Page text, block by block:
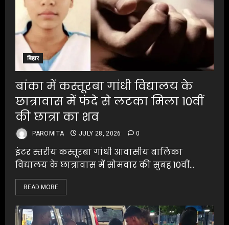
बिहार
बांका में कस्तूरबा गांधी विद्यालय के
छात्रावास में फंदे से लटका मिला 10वीं
की छात्रा का शव
PAROMITA JULY 28, 2026 0
इंटर स्तरीय कस्तूरबा गांधी आवासीय बालिका
विद्यालय के छात्रावास में सोमवार की सुबह 10वीं...
READ MORE